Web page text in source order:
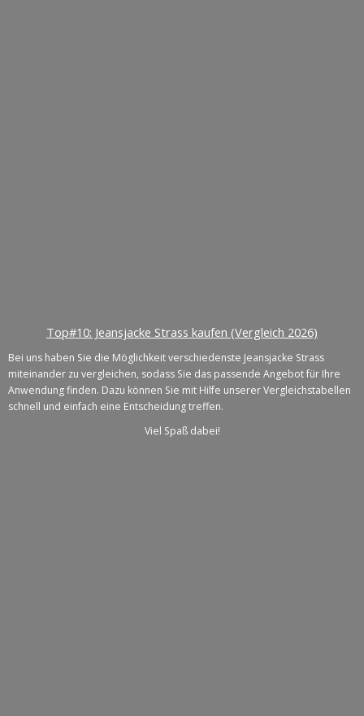
Top#10: Jeansjacke Strass kaufen (Vergleich 2026)
Bei uns haben Sie die Möglichkeit verschiedenste Jeansjacke Strass
miteinander zu vergleichen, sodass Sie das passende Angebot für Ihre
Anwendung finden. Dazu können Sie mit Hilfe unserer Vergleichstabellen
schnell und einfach eine Entscheidung treffen.
Viel Spaß dabei!